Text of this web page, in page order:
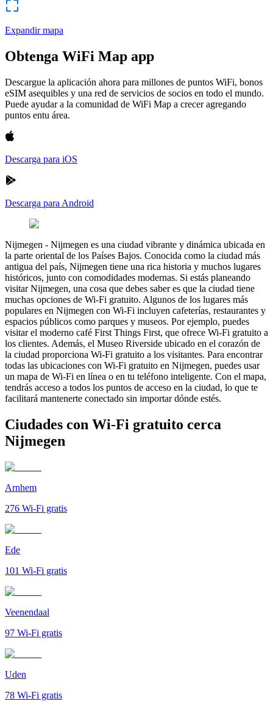
Expandir mapa
Obtenga WiFi Map app
Descargue la aplicación ahora para millones de puntos WiFi, bonos
eSIM asequibles y una red de servicios de socios en todo el mundo.
Puede ayudar a la comunidad de WiFi Map a crecer agregando
puntos entu área.
Descarga para iOS
Descarga para Android
Nijmegen - Nijmegen es una ciudad vibrante y dinámica ubicada en
la parte oriental de los Países Bajos. Conocida como la ciudad más
antigua del país, Nijmegen tiene una rica historia y muchos lugares
históricos, junto con comodidades modernas. Si estás planeando
visitar Nijmegen, una cosa que debes saber es que la ciudad tiene
muchas opciones de Wi-Fi gratuito. Algunos de los lugares más
populares en Nijmegen con Wi-Fi incluyen cafeterías, restaurantes y
espacios públicos como parques y museos. Por ejemplo, puedes
visitar el moderno café First Things First, que ofrece Wi-Fi gratuito a
los clientes. Además, el Museo Riverside ubicado en el corazón de
la ciudad proporciona Wi-Fi gratuito a los visitantes. Para encontrar
todas las ubicaciones con Wi-Fi gratuito en Nijmegen, puedes usar
un mapa de Wi-Fi en línea o en tu teléfono inteligente. Con el mapa,
tendrás acceso a todos los puntos de acceso en la ciudad, lo que te
facilitará mantenerte conectado sin importar dónde estés.
Ciudades con Wi-Fi gratuito cerca
Nijmegen
Arnhem
276 Wi-Fi gratis
Ede
101 Wi-Fi gratis
Veenendaal
97 Wi-Fi gratis
Uden
78 Wi-Fi gratis